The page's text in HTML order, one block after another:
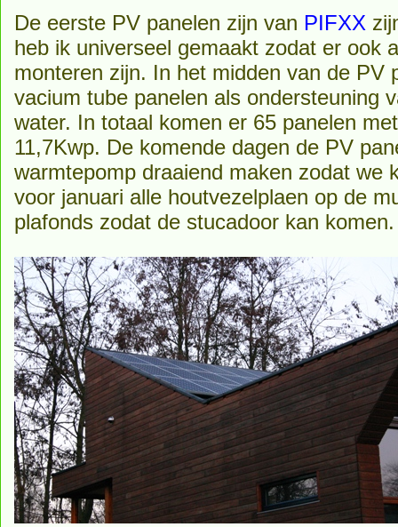
De eerste PV panelen zijn van PIFXX
heb ik universeel gemaakt zodat er ook
monteren zijn. In het midden van de PV
vacium tube panelen als ondersteuning
water. In totaal komen er 65 panelen
11,7Kwp. De komende dagen de PV
warmtepomp draaiend maken zodat we
voor januari alle houtvezelplaen op de
plafonds zodat de stucadoor kan komen.